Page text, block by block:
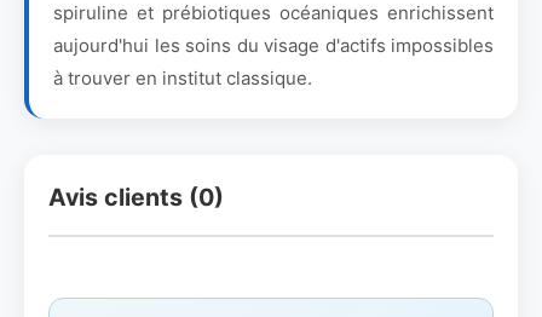
spiruline et prébiotiques océaniques enrichissent
aujourd'hui les soins du visage d'actifs impossibles
à trouver en institut classique.
Avis clients (0)